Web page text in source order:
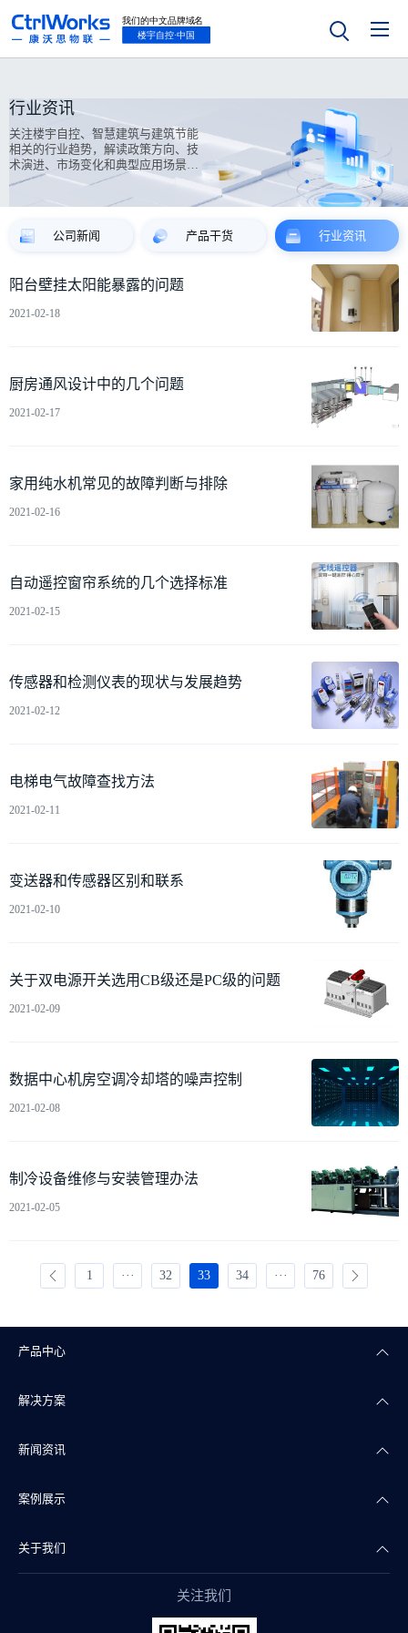
行业资讯
关注楼宇自控、智慧建筑与建筑节能
相关的行业趋势，解读政策方向、技
术演进、市场变化和典型应用场景案
例。
公司新闻 产品干货 行业资讯
阳台壁挂太阳能暴露的问题
2021-02-18
厨房通风设计中的几个问题
2021-02-17
家用纯水机常见的故障判断与排除
2021-02-16
自动遥控窗帘系统的几个选择标准
2021-02-15
传感器和检测仪表的现状与发展趋势
2021-02-12
电梯电气故障查找方法
2021-02-11
变送器和传感器区别和联系
2021-02-10
关于双电源开关选用CB级还是PC级的问题
2021-02-09
数据中心机房空调冷却塔的噪声控制
2021-02-08
制冷设备维修与安装管理办法
2021-02-05
1 ··· 32 33 34 ··· 76
产品中心
楼宇自控
智能照明
智能传感
智慧物联
解决方案
智慧商业
智慧实验室
智慧水务
新闻资讯
公司新闻
产品干货
案例展示
智慧地产案例
关于我们
关注我们